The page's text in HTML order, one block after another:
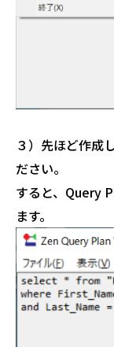
３）先ほど作成
ださい。
すると、Query
ます。